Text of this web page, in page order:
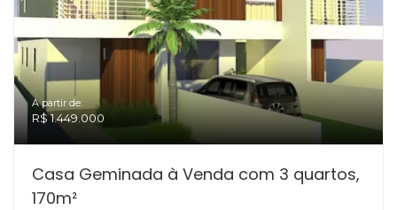
A partir de:
R$ 1.449.000
Casa Geminada à Venda com 3 quartos,
170m²